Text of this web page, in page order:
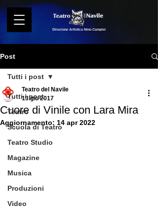
Direzione Artistica Nino Campisi
Post
Tutti i post
Teatro
Scuola di Teatro
Teatro Studio
Magazine
Musica
Produzioni
Video
Tutti i post
Cuore di Vinile con Lara Mira
Teatro del Navile
13 giu 2017
Aggiornamento: 14 apr 2022